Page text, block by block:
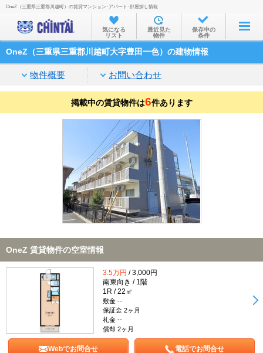
お部屋を探す
沿線・駅から
家賃相場から
通勤通学時間から
物件特集から
不動産会社から
TOP
OneZ（三重県三重郡川越町）の賃貸マンション･アパート･部屋探し情報
気になる
リスト
最近見た
物件
保存中の
条件
OneZ（三重県三重郡川越町大字豊田一色）の建物情報
物件概要 お問い合わせ
掲載中の賃貸物件は6件あります
OneZ 賃貸物件の空室情報
3.5万円 / 3,000円
南東向き / 1階
1R / 22㎡
敷金 --
保証金 2ヶ月
礼金 --
償却 2ヶ月
Webでお問合せ 電話でお問合せ